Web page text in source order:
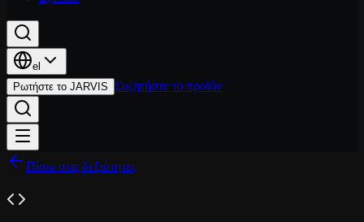
el
Ρωτήστε το JARVIS Συζητήστε το προϊόν
Πίσω στις δεξιότητες